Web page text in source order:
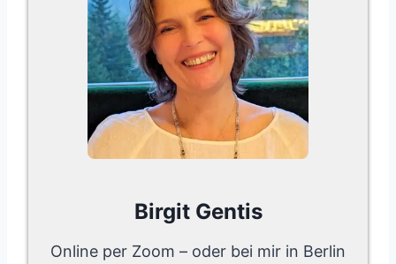
Birgit Gentis
Online per Zoom – oder bei mir in Berlin